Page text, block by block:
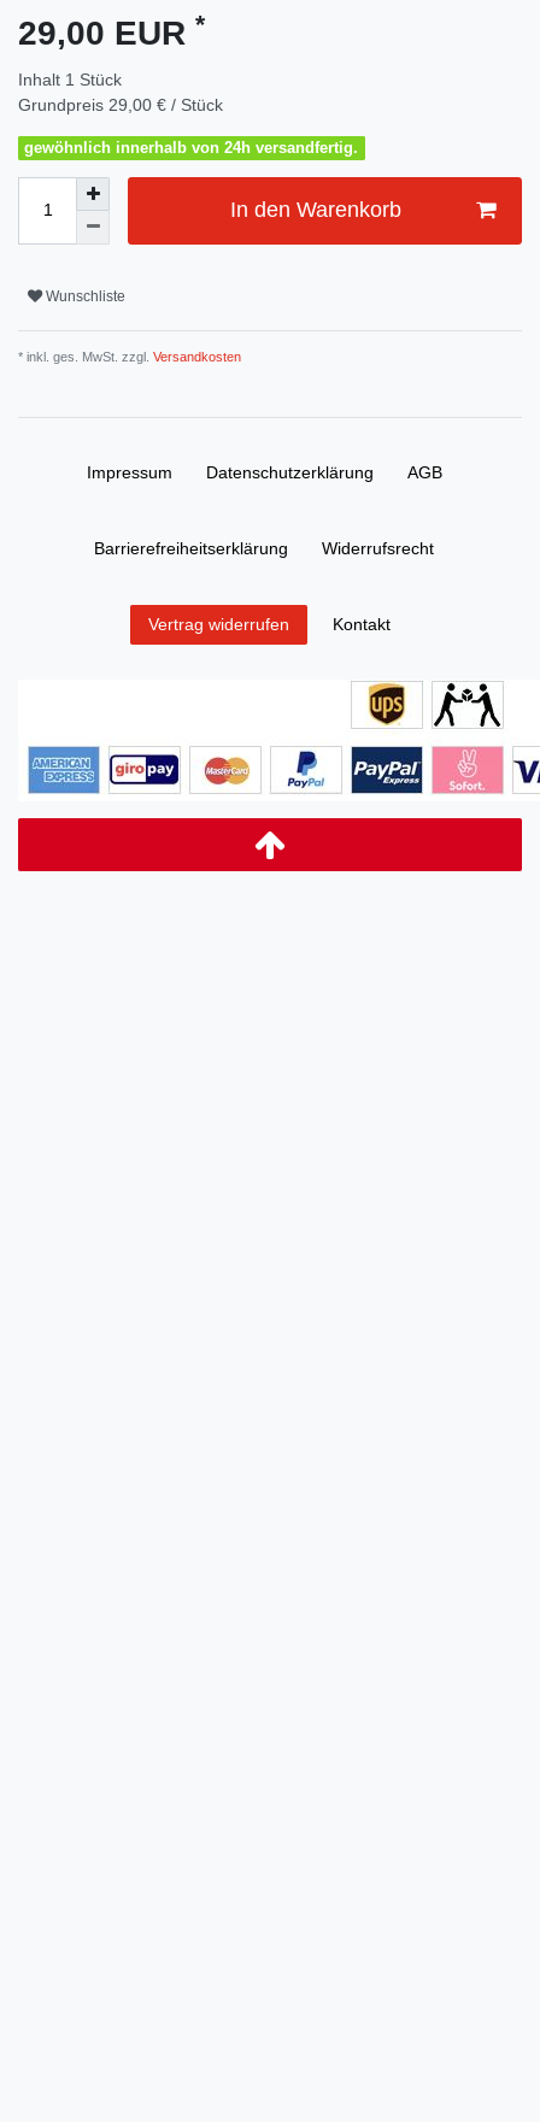
29,00 EUR *
Inhalt 1 Stück
Grundpreis 29,00 € / Stück
gewöhnlich innerhalb von 24h versandfertig.
In den Warenkorb
Wunschliste
* inkl. ges. MwSt. zzgl. Versandkosten
Impressum Daten­schutz­erklärung AGB
Barrierefreiheitserklärung Widerrufs­recht
Vertrag widerrufen Kontakt